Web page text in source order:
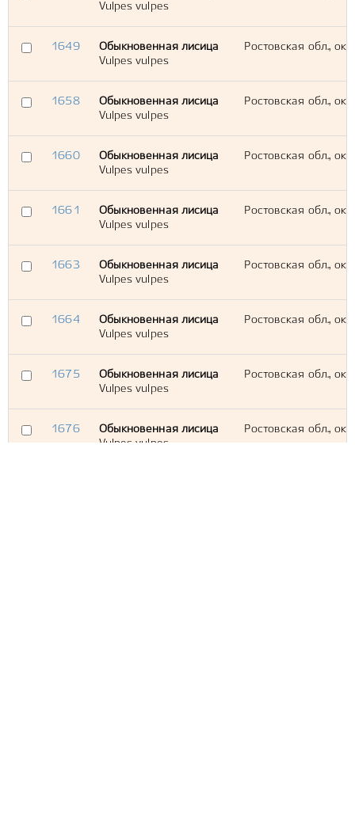
Vulpes vulpes
1649
Обыкновенная лисица
Vulpes vulpes
Ростовская обл.,
1658
Обыкновенная лисица
Vulpes vulpes
Ростовская обл.,
1660
Обыкновенная лисица
Vulpes vulpes
Ростовская обл.,
1661
Обыкновенная лисица
Vulpes vulpes
Ростовская обл.,
1663
Обыкновенная лисица
Vulpes vulpes
Ростовская обл.,
1664
Обыкновенная лисица
Vulpes vulpes
Ростовская обл.,
1675
Обыкновенная лисица
Vulpes vulpes
Ростовская обл.,
1676
Обыкновенная лисица
Vulpes vulpes
Ростовская обл.,